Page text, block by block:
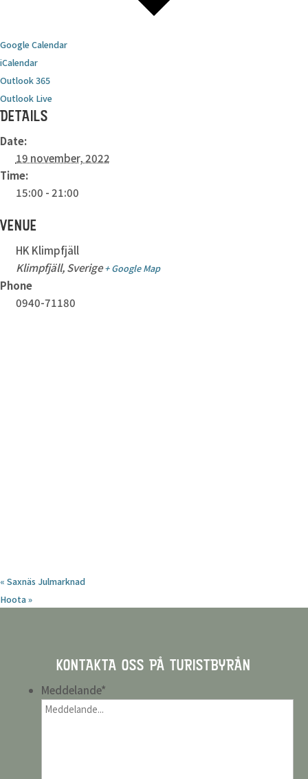
Google Calendar
iCalendar
Outlook 365
Outlook Live
DETAILS
Date:
19 november, 2022
Time:
15:00 - 21:00
VENUE
HK Klimpfjäll
Klimpfjäll, Sverige + Google Map
Phone
0940-71180
« Saxnäs Julmarknad
Hoota»
KONTAKTA OSS PÅ TURISTBYRÅN
Meddelande*